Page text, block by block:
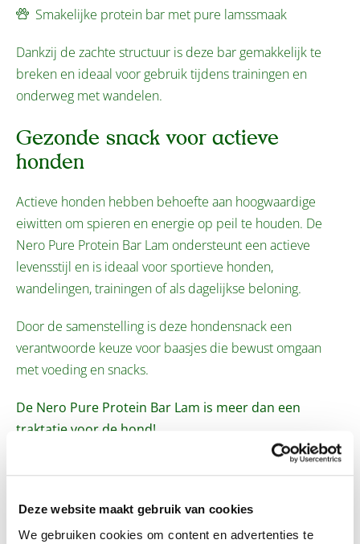
Deze website maakt gebruik van cookies
We gebruiken cookies om content en advertenties te
Smakelijke protein bar met pure lamssmaak
Dankzij de zachte structuur is deze bar gemakkelijk te
breken en ideaal voor gebruik tijdens trainingen en
onderweg met wandelen.
Gezonde snack voor actieve
honden
Actieve honden hebben behoefte aan hoogwaardige
eiwitten om spieren en energie op peil te houden. De
Nero Pure Protein Bar Lam ondersteunt een actieve
levensstijl en is ideaal voor sportieve honden,
wandelingen, trainingen of als dagelijkse beloning.
Door de samenstelling is deze hondensnack een
verantwoorde keuze voor baasjes die bewust omgaan
met voeding en snacks.
De Nero Pure Protein Bar Lam is meer dan een
traktatie voor de hond!